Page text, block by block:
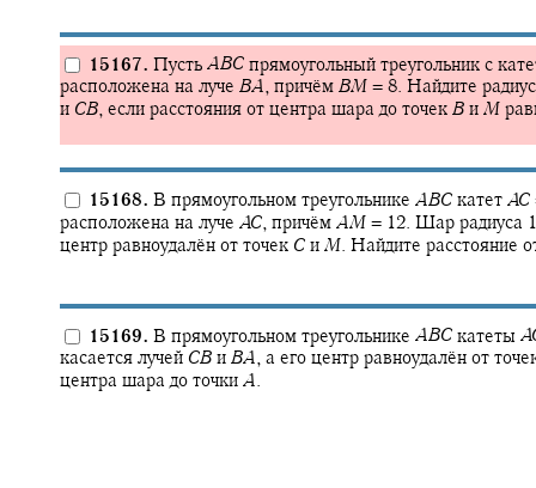
15167. Пусть ABC прямоугольный треугольник с
расположена на луче BA, причём BM = 8. Найдите
и CB, если расстояния от центра шара до точек B и M
15168. В прямоугольном треугольнике ABC катет AC
расположена на луче AC, причём AM = 12. Шар радиуса
центр равноудалён от точек C и M. Найдите расстояние
15169. В прямоугольном треугольнике ABC катеты A
касается лучей CB и BA, а его центр равноудалён от
центра шара до точки A.